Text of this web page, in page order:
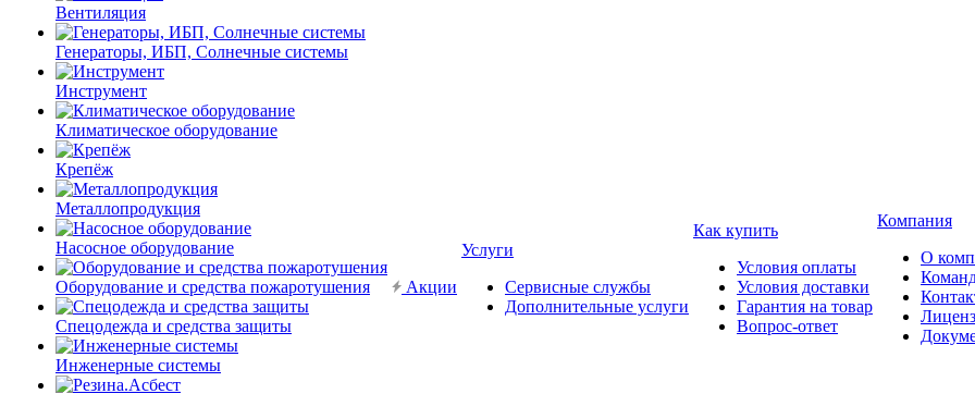
Вентиляция
Генераторы, ИБП, Солнечные системы
Инструмент
Климатическое оборудование
Крепёж
Металлопродукция
Насосное оборудование
Оборудование и средства пожаротушения
Спецодежда и средства защиты
Инженерные системы
Акции
Услуги
Сервисные службы
Дополнительные услуги
Как купить
Условия оплаты
Условия доставки
Гарантия на товар
Вопрос-ответ
Компания
О